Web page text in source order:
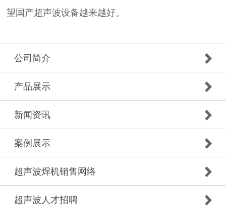
望国产超声波设备越来越好。
公司简介
产品展示
新闻资讯
案例展示
超声波焊机销售网络
超声波人才招聘